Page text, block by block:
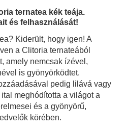
ternatea kék teája.
és felhasználását!
Kiderült, hogy igen! A
a Clitoria ternateából
amely nemcsak ízével,
is gyönyörködtet.
pedig lilává vagy
meghódította a világot a
és a gyönyörű,
körében.